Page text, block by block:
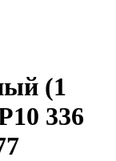
(1
336